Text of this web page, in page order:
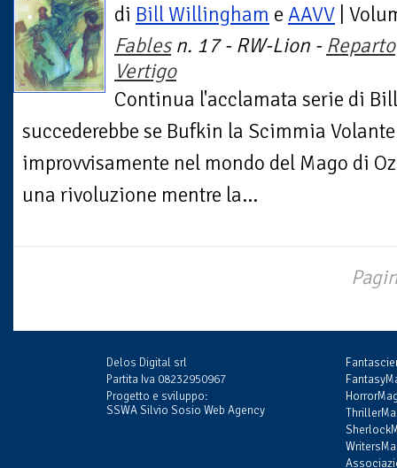
di Bill Willingham e AAVV |
Fablesn. 17 - RW-Lion - Reparto
Vertigo
Continua l'acclamata serie di
succederebbe se Bufkin la Scimmia
improvvisamente nel mondo del Mago di
una rivoluzione mentre la...
Delos Digital srl
Partita Iva 08232950967
Progetto e sviluppo:
SSWA Silvio Sosio Web Agency